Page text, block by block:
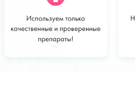
Стоимость
от 10 500